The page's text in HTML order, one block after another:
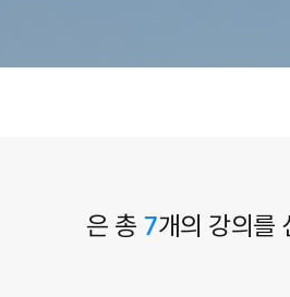
은 총 7개의 강의를